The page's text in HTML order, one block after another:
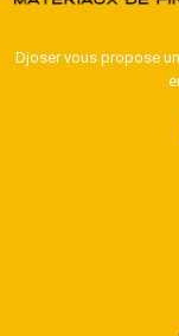
Djoser vous propose